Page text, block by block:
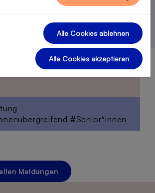
in Ihrem Umfeld herzlich zu
Erlebnisparcours
Digitaltags ein!
#Senior*innen
Meldungen
Alle Cookies ablehnen
Alle Cookies akzeptieren